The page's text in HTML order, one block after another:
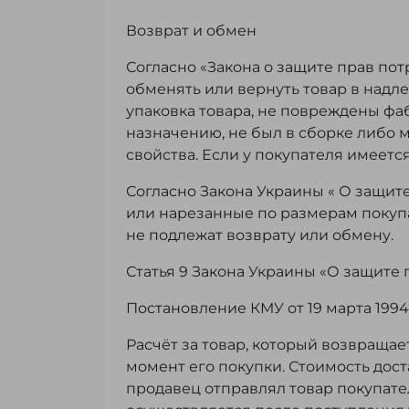
Возврат и обмен
Согласно «Закона о защите прав
обменять или вернуть товар в
упаковка товара, не повреждены
назначению, не был в сборке либо
свойства. Если у покупателя
Согласно Закона Украины « О
или нарезанные по размерам
не подлежат возврату или обмену.
Статья 9 Закона Украины «О защите
Постановление КМУ от 19 марта
Расчёт за товар, который
момент его покупки. Стоимость
продавец отправлял товар